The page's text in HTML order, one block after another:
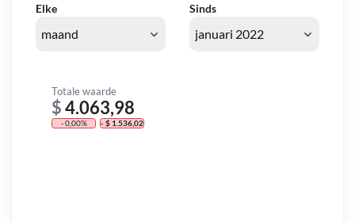
Elke Sinds
Totale waarde
$4.063,98
- 0,00% - $ 1.536,02